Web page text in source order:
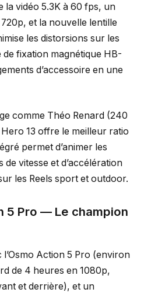
vidéo 5.3K à 60 fps, un
et la nouvelle lentille
les distorsions sur les
de fixation magnétique HB-
d’accessoire en une
comme Théo Renard (240
13 offre le meilleur ratio
permet d’animer les
vitesse et d’accélération
les Reels sport et outdoor.
5 Pro — Le champion
Action 5 Pro (environ
de 4 heures en 1080p,
et derrière), et un